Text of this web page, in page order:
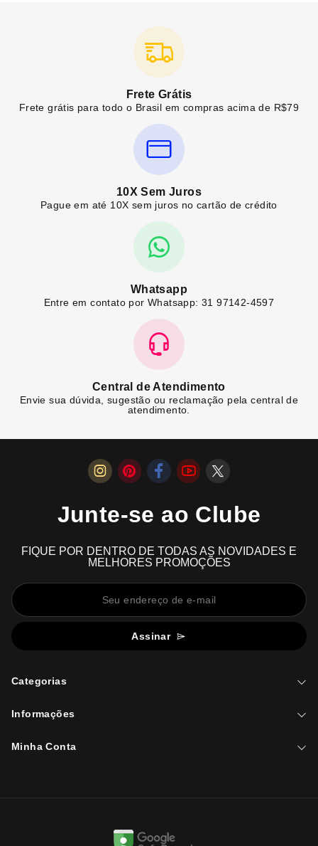
Frete Grátis
Frete grátis para todo o Brasil em compras acima de R$79
10X Sem Juros
Pague em até 10X sem juros no cartão de crédito
Whatsapp
Entre em contato por Whatsapp: 31 97142-4597
Central de Atendimento
Envie sua dúvida, sugestão ou reclamação pela central de
atendimento.
Junte-se ao Clube
FIQUE POR DENTRO DE TODAS AS NOVIDADES E
MELHORES PROMOÇÕES
Assinar
Categorias
Informações
Minha Conta